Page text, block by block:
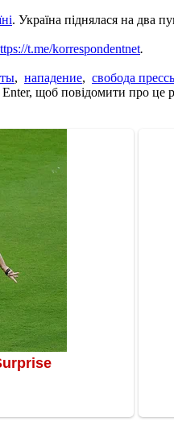
. Україна піднялася на два
t.me/korrespondentnet.
, нападение, свобода
щоб повідомити про це